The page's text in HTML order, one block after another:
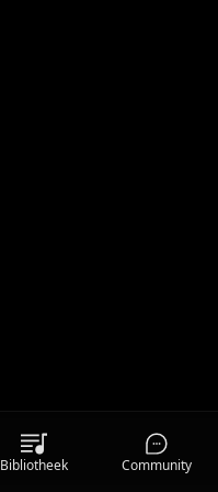
Bibliotheek Community